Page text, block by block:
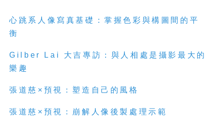
心跳系人像寫真基礎：掌握色彩與構圖間的平
衡
Gilber Lai 大吉專訪：與人相處是攝影最大的
樂趣
張道慈×預視：塑造自己的風格
張道慈×預視：崩解人像後製處理示範